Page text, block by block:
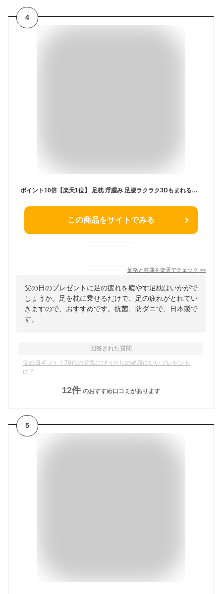
4
ポイント10倍【楽天1位】 足枕 浮腫み 足腰ラクラク3Dもまれる足枕 【ラッピング無料｜直送ギフト対応】 母の日ギフト 実用的 プレゼント 誕生日 ギフト 健康 健康グッズ 母の日当日配送可 高齢者 母 父 おすすめ 母の日 父の日 反り腰 50代 60代 70代 80代 90代
この商品をサイトでみる
価格と在庫を楽天でチェック >>
父の日のプレゼントに足の疲れを癒やす足枕はいかがで
しょうか。足を枕に乗せるだけで、足の疲れがとれてい
きますので、おすすめです。抗菌、防ダニで、日本製で
す。
回答された質問
父の日ギフト｜70代の父親にぴったりの健康にいいプレゼント
は？
12件 のおすすめ口コミがあります
5